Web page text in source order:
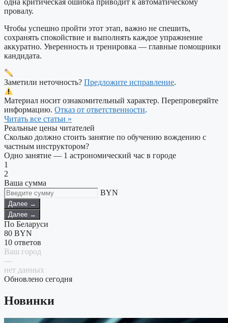
провалу.
Чтобы успешно пройти этот этап, важно не спешить,
сохранять спокойствие и выполнять каждое упражнение
аккуратно. Уверенность и тренировка — главные помощники
кандидата.
Заметили неточность? Предложите исправление.
Материал носит ознакомительный характер. Перепроверяйте
информацию. Отказ от ответственности.
Читать все статьи »
Реальные цены читателей
Сколько должно стоить занятие по обучению вождению с
частным инструктором?
Одно занятие — 1 астрономический час в городе
1
2
Ваша сумма
BYN
Далее →
Далее →
По Беларуси
80 BYN
10 ответов
Ваш город
—
нет данных
Обновлено сегодня
Новинки